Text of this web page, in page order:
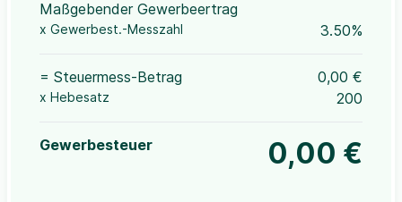
Maßgebender Gewerbeertrag
x Gewerbest.-Messzahl 3.50%
= Steuermess-Betrag 0,00 €
x Hebesatz 200
Gewerbesteuer 0,00 €